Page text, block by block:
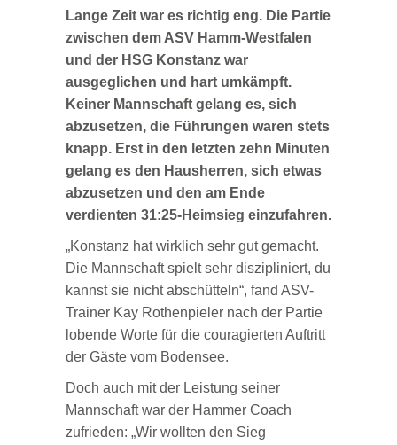
Lange Zeit war es richtig eng. Die Partie
zwischen dem ASV Hamm-Westfalen
und der HSG Konstanz war
ausgeglichen und hart umkämpft.
Keiner Mannschaft gelang es, sich
abzusetzen, die Führungen waren stets
knapp. Erst in den letzten zehn Minuten
gelang es den Hausherren, sich etwas
abzusetzen und den am Ende
verdienten 31:25-Heimsieg einzufahren.
„Konstanz hat wirklich sehr gut gemacht.
Die Mannschaft spielt sehr diszipliniert, du
kannst sie nicht abschütteln“, fand ASV-
Trainer Kay Rothenpieler nach der Partie
lobende Worte für die couragierten Auftritt
der Gäste vom Bodensee.
Doch auch mit der Leistung seiner
Mannschaft war der Hammer Coach
zufrieden: „Wir wollten den Sieg